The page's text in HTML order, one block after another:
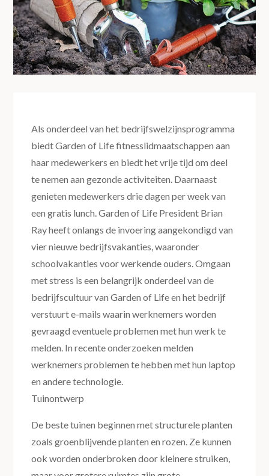
Als onderdeel van het bedrijfswelzijnsprogramma
biedt Garden of Life fitnesslidmaatschappen aan
haar medewerkers en biedt het vrije tijd om deel
te nemen aan gezonde activiteiten. Daarnaast
genieten medewerkers drie dagen per week van
een gratis lunch. Garden of Life President Brian
Ray heeft onlangs de invoering aangekondigd van
vier nieuwe bedrijfsvakanties, waaronder
schoolvakanties voor werkende ouders. Omgaan
met stress is een belangrijk onderdeel van de
bedrijfscultuur van Garden of Life en het bedrijf
verstuurt e-mails waarin werknemers worden
gevraagd eventuele problemen met hun werk te
melden. In recente onderzoeken melden
werknemers problemen te hebben met hun laptop
en andere technologie.
Tuinontwerp
De beste tuinen beginnen met structurele planten
zoals groenblijvende planten en rozen. Ze kunnen
ook worden onderbroken door kleinere struiken,